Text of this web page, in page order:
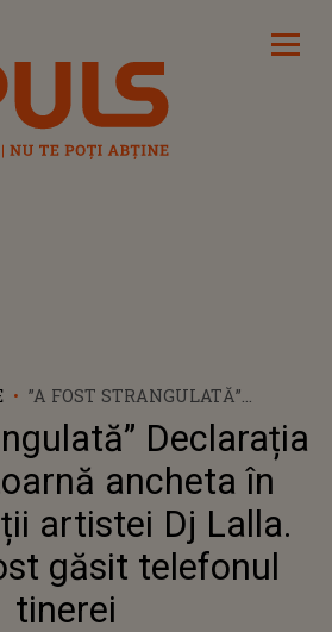
”A FOST STRANGULATĂ”
DECLARAȚIA CARE RĂSTOARNĂ
ANCHETA ÎN CAZUL MORȚII
ARTISTEI DJ LALLA. UNDE A
FOST GĂSIT TELEFONUL
TINEREI
Declarația
ancheta în
artistei Dj Lalla.
găsit telefonul
tinerei